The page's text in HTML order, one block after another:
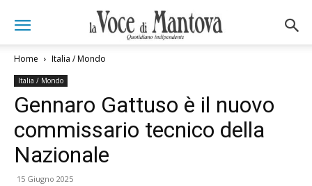
Home Italia / Mondo
Italia / Mondo
Gennaro Gattuso è il nuovo
commissario tecnico della
Nazionale
15 Giugno 2025